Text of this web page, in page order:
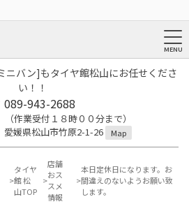
ニバン]もタイヤ館松山にお任せくださ
い！！
089-943-2688
作業受付１８時００分まで）
媛県松山市竹原2-1-26
Map
タイヤ
館 松
山TOP
店舗
おス
スメ
情報
本日定休日になります。お
間違えのないようお願い致
します。